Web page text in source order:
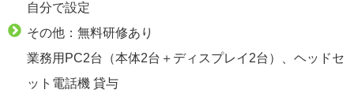
自分で設定
その他：無料研修あり
業務用PC2台（本体2台＋ディスプレイ2台）、ヘッドセ
ット電話機 貸与